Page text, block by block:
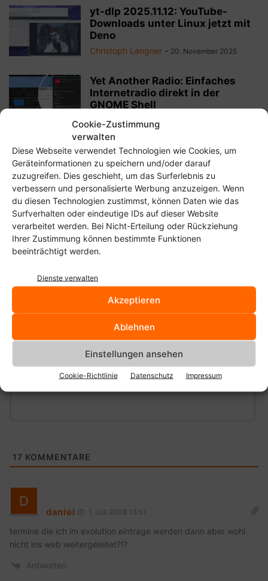
Cookie-Zustimmung
verwalten
Diese Webseite verwendet Technologien wie Cookies, um
Geräteinformationen zu speichern und/oder darauf
zuzugreifen. Dies geschieht, um das Surferlebnis zu
verbessern und personalisierte Werbung anzuzeigen. Wenn
du diesen Technologien zustimmst, können Daten wie das
Surfverhalten oder eindeutige IDs auf dieser Website
verarbeitet werden. Bei Nicht-Erteilung oder Rückziehung
Ihrer Zustimmung können bestimmte Funktionen
beeinträchtigt werden.
Dienste verwalten
Akzeptieren
Ablehnen
Einstellungen ansehen
Cookie-Richtlinie Datenschutz Impressum
yt-dlp 2025.11.12: YouTube-
Downloads unter Linux jetzt mit
Deno
Christoph Langner - 20. November 2025
Yet Another Radio: Einfaches
Internetradio direkt in der
GNOME Shell
Christoph Langner
Apostrophe 3.3: Mein liebster
Markdown-Editor wird runder
Christoph Langner - 11. September 2025
17 KOMMENTARE
daniel 1. Juli 2008 13:51
termine die ich im evolution eintrage werden dann aber wohl
nicht ins web weitergeleitet?!?
Antworten